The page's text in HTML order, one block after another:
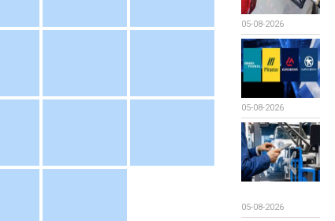
05-08-2026
05-08-2026
05-08-2026